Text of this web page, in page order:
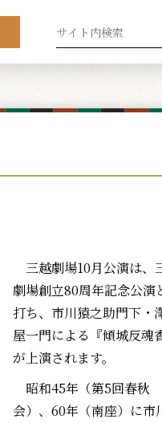
三越劇場10月公演は、
劇場創立80周年記念公演
打ち、市川猿之助門下・
屋一門による『傾城反魂
が上演されます。
昭和45年（第5回春秋
会）、60年（南座）に市